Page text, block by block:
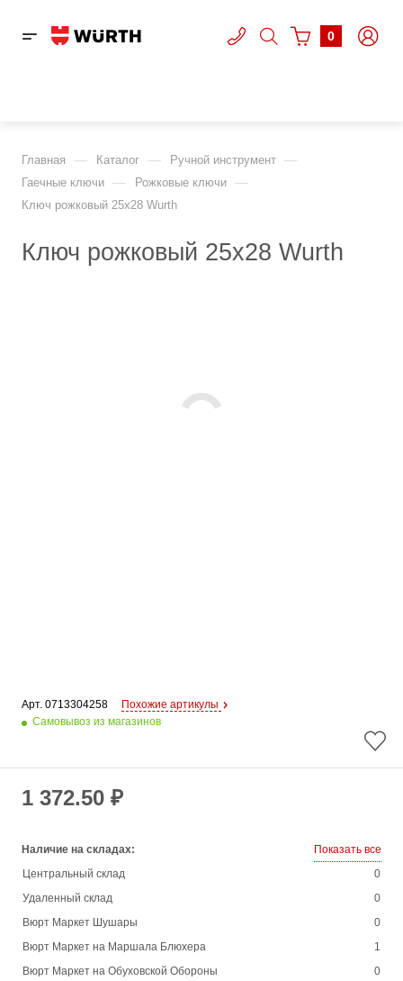
0
Главная — Каталог — Ручной инструмент —
Гаечные ключи — Рожковые ключи —
Ключ рожковый 25х28 Wurth
Ключ рожковый 25х28 Wurth
Арт. 0713304258
Похожие артикулы
Самовывоз из магазинов
1 372.50 ₽
Наличие на складах:
Показать все
Центральный склад
0
Удаленный склад
0
Вюрт Маркет Шушары
0
Вюрт Маркет на Маршала Блюхера
1
Вюрт Маркет на Обуховской Обороны
0